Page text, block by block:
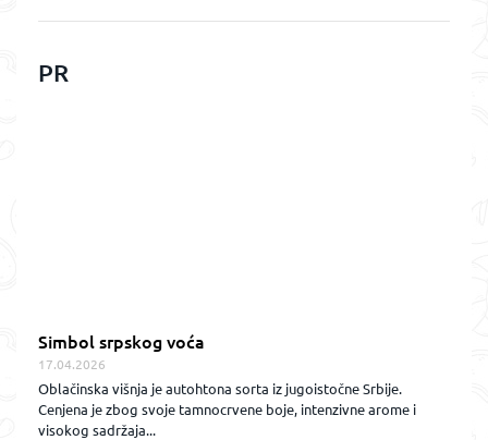
PR
Simbol srpskog voća
17.04.2026
Oblačinska višnja je autohtona sorta iz jugoistočne Srbije.
Cenjena je zbog svoje tamnocrvene boje, intenzivne arome i
visokog sadržaja...